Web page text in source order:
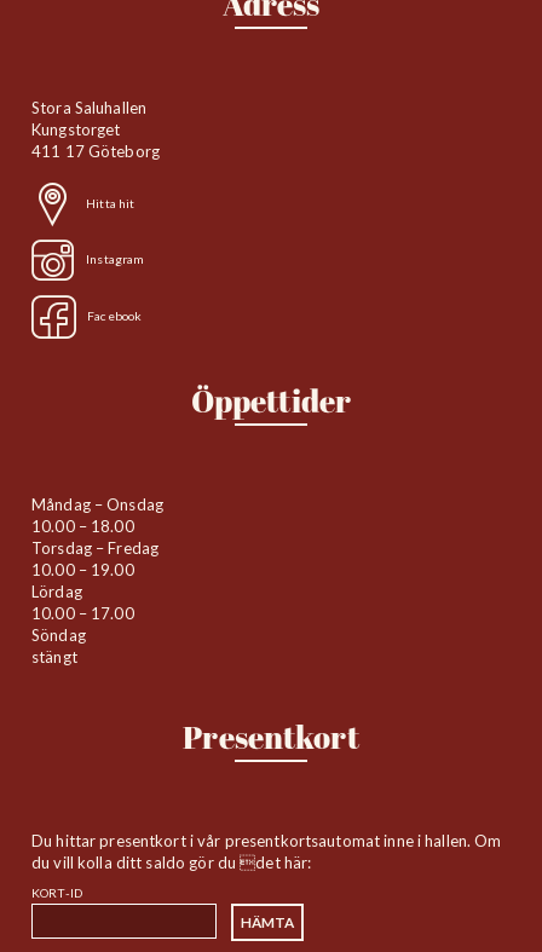
Adress
Stora Saluhallen
Kungstorget
411 17 Göteborg
Hitta hit
Instagram
Facebook
Öppettider
Måndag – Onsdag
10.00 – 18.00
Torsdag – Fredag
10.00 – 19.00
Lördag
10.00 – 17.00
Söndag
stängt
Presentkort
Du hittar presentkort i vår presentkortsautomat inne i hallen. Om
du vill kolla ditt saldo gör du det här:
KORT-ID